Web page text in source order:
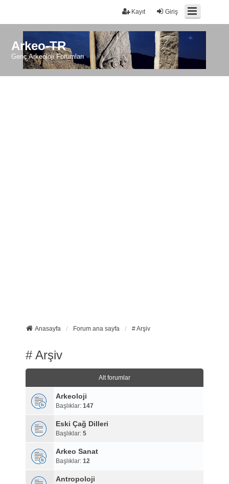
Giriş
Kayıt
Arkeo-TR
Genç Arkeoloji Forumları
Anasayfa Forum ana sayfa # Arşiv
# Arşiv
Alt forumlar
Arkeoloji
Başlıklar: 147
Eski Çağ Dilleri
Başlıklar: 5
Arkeo Sanat
Başlıklar: 12
Antropoloji